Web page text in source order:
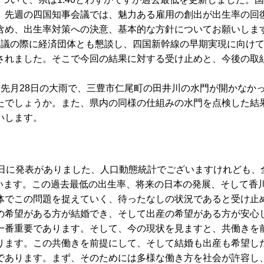
週の四国知事会議では、魅力ある雇用の創出が出生率の回
、出生率対策への決意、基本的な方針についてお願いしま
の際に経済団体とも懇談し、四国新幹線の早期実現に向け
ました。そこで今回の結果に対する受け止めと、今後の取
月28日の大雨で、三豊市仁尾町の田井川の水門が開かなか
しょうか。また、県内の同様の仕組みの水門を点検した結
ます。
発表がありました、人口動態統計でございますけれども、
す。この過去最低の出生率、将来の日本の発展、そして香
この問題を捉えていく、待ったなしの状況であると受け止
望がある方が結婚でき、そして出産の希望がある方が安心
重要であります。そして、今の現状を見ますと、共働きを
す。この共働きを前提にして、そして結婚も出産も希望し
ります。まず、そのためには多様な働き方を社会が許容し